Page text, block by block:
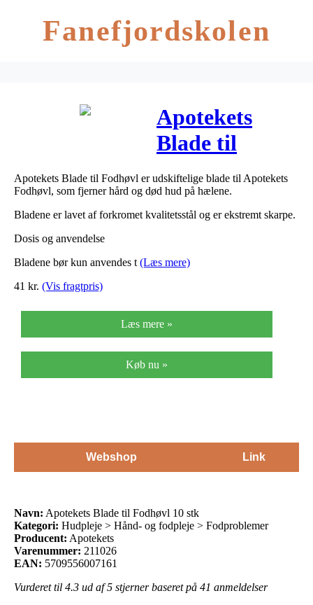
Fanefjordskolen
Apotekets
Blade til
Fodhøvl 10 stk
Apotekets Blade til Fodhøvl er udskiftelige blade til Apotekets
Fodhøvl, som fjerner hård og død hud på hælene.
Bladene er lavet af forkromet kvalitetsstål og er ekstremt skarpe.
Dosis og anvendelse
Bladene bør kun anvendes t (Læs mere)
41 kr. (Vis fragtpris)
Læs mere »
Køb nu »
Webshop Link
Navn: Apotekets Blade til Fodhøvl 10 stk
Kategori: Hudpleje > Hånd- og fodpleje > Fodproblemer
Producent: Apotekets
Varenummer: 211026
EAN: 5709556007161
Vurderet til 4.3 ud af 5 stjerner baseret på 41 anmeldelser